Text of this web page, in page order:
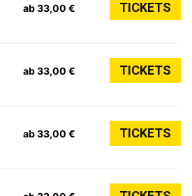
ab 33,00 € TICKETS
ab 33,00 € TICKETS
ab 33,00 € TICKETS